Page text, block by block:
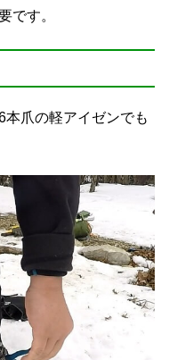
です。
爪の軽アイゼンでも